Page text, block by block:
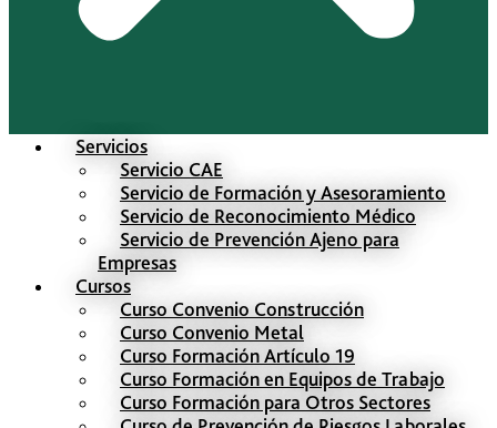
Servicios
Servicio CAE
Servicio de Formación y Asesoramiento
Servicio de Reconocimiento Médico
Servicio de Prevención Ajeno para
Empresas
Cursos
Curso Convenio Construcción
Curso Convenio Metal
Curso Formación Artículo 19
Curso Formación en Equipos de Trabajo
Curso Formación para Otros Sectores